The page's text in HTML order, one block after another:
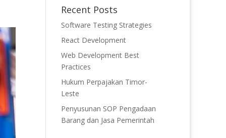
Recent Posts
Software Testing Strategies
React Development
Web Development Best
Practices
Hukum Perpajakan Timor-
Leste
Penyusunan SOP Pengadaan
Barang dan Jasa Pemerintah